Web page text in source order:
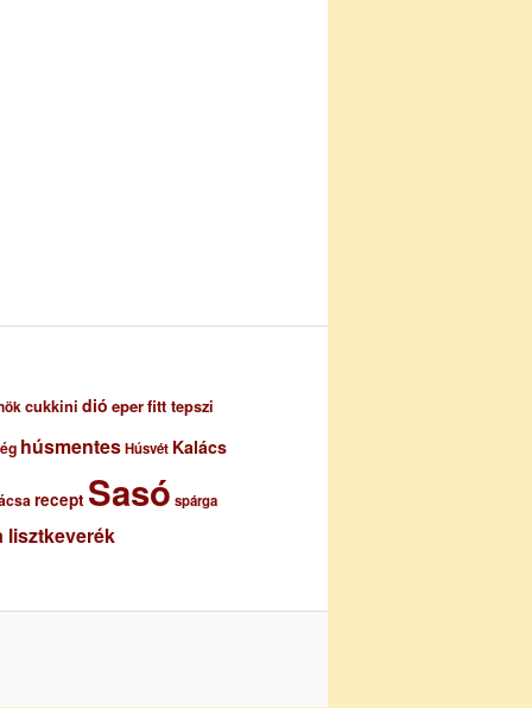
cukkini dió eperfitt tepszi
húsmentesHúsvét Kalács
recept Sasó spárga
lisztkeverék